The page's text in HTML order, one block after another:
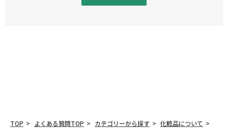
TOP よくある質問TOP カテゴリーから探す
化粧品について